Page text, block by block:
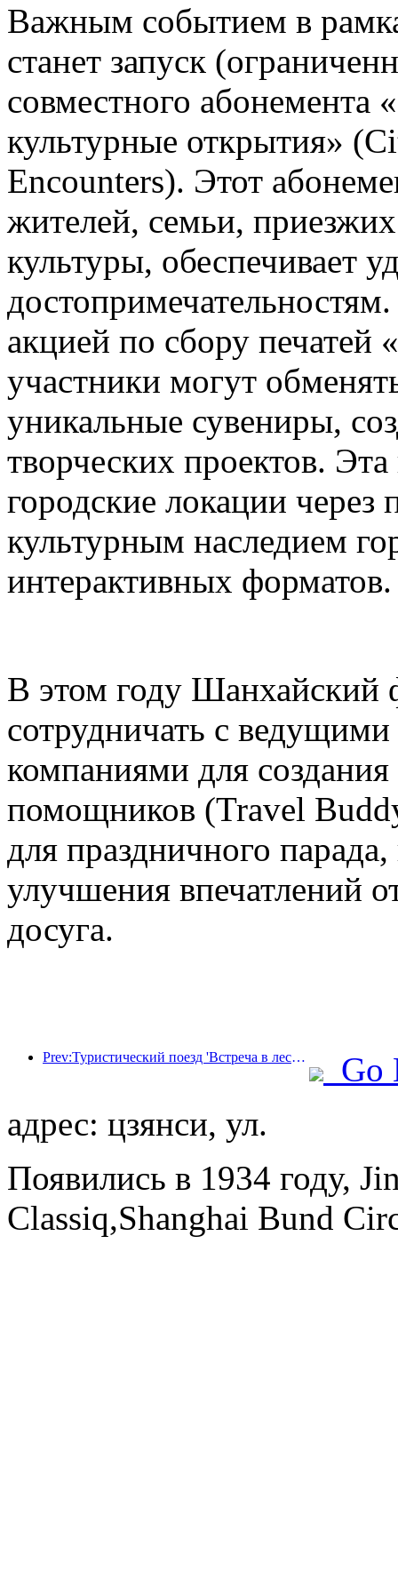
Важным событием в
станет запуск
совместного абонемента
культурные открытия»
Encounters). Этот
жителей, семьи,
культуры, обеспечивает
акцией по сбору печатей
участники могут
уникальные сувениры,
творческих проектов.
городские локации через
культурным наследием
интерактивных форматов.
В этом году Шанхайский
сотрудничать с
компаниями для
помощников (Travel
для праздничного
улучшения впечатлений
досуга.
Prev:Туристический поезд 'Встреча в лесу Хулунбуир - Экспресс Дасинганлин - Поезд 'Звездный свет' - Путешествие в Тяньи' совершает свой первый рейс.
Go
адрес: цзянси, ул.
Появились в 1934 году,
Classiq,Shanghai Bund